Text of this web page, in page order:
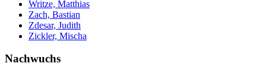
Writze, Matthias
Zach, Bastian
Zdesar, Judith
Zickler, Mischa
Nachwuchs